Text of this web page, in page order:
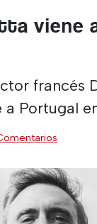
viene
francés
a Portugal